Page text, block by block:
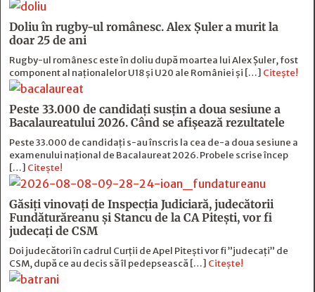
Doliu în rugby-ul românesc. Alex Șuler a murit la
doar 25 de ani
Rugby-ul românesc este în doliu după moartea lui Alex Șuler, fost
component al naționalelor U18 și U20 ale României și […] Citește!
Peste 33.000 de candidați susțin a doua sesiune a
Bacalaureatului 2026. Când se afișează rezultatele
Peste 33.000 de candidați s-au înscris la cea de-a doua sesiune a
examenului național de Bacalaureat 2026. Probele scrise încep
[…] Citește!
Găsiți vinovați de Inspecția Judiciară, judecătorii
Fundăturăreanu și Stancu de la CA Pitești, vor fi
judecați de CSM
Doi judecători în cadrul Curții de Apel Pitești vor fi ”judecați” de
CSM, după ce au decis să îl pedepsească […] Citește!